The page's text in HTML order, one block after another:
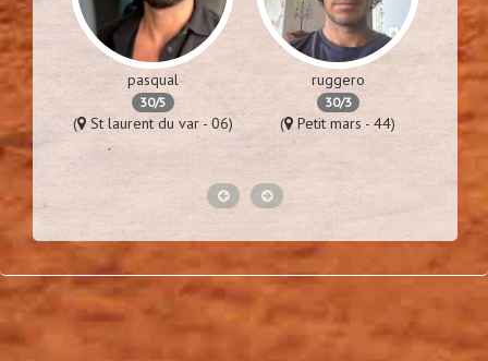
- 94)
pasqual
30/5
( St laurent du var - 06)
ruggero
30/3
( Petit mars - 44) (